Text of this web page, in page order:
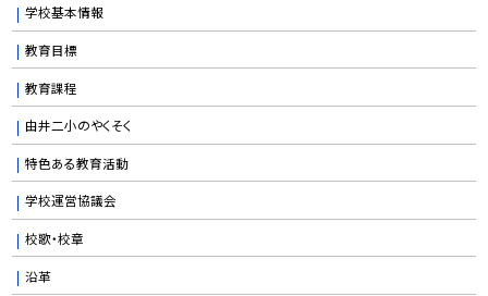
学校基本情報
教育目標
教育課程
由井二小のやくそく
特色ある教育活動
学校運営協議会
校歌・校章
沿革